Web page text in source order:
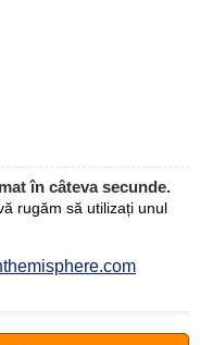
în câteva secunde.
rugăm să utilizați unul